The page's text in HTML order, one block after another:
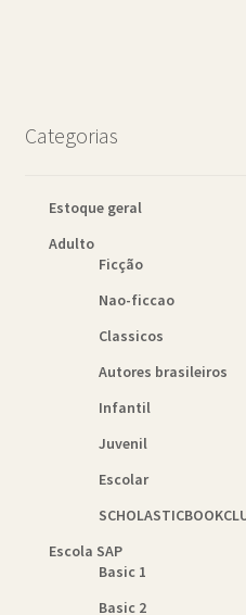
Categorias
Estoque geral
Adulto
Ficção
Nao-ficcao
Classicos
Autores brasileiros
Infantil
Juvenil
Escolar
Escola SAP
Basic 1
Basic 2